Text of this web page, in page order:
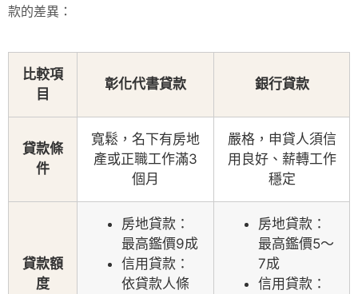
款的差異：
比較項
目
彰化代書貸款 銀行貸款
貸款條
件
寬鬆，名下有房地
產或正職工作滿3
個月
嚴格，申貸人須信
用良好、薪轉工作
穩定
貸款額
度
房地貸款：
最高鑑價9成
信用貸款：
依貸款人條
房地貸款：
最高鑑價5～
7成
信用貸款：